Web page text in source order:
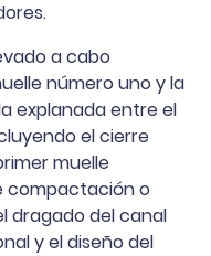
a cabo
número uno y la
explanada entre el
el cierre
muelle
compactación o
dragado del canal
y el diseño del